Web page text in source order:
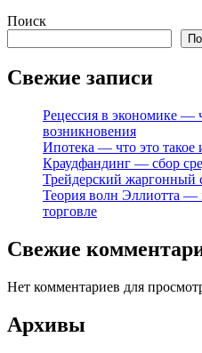
Поиск
Свежие записи
Рецессия в экономике —
возникновения
Ипотека — что это такое
Краудфандинг — сбор
Трейдерский жаргонный
Теория волн Эллиотта —
торговле
Свежие
Нет комментариев для
Архивы